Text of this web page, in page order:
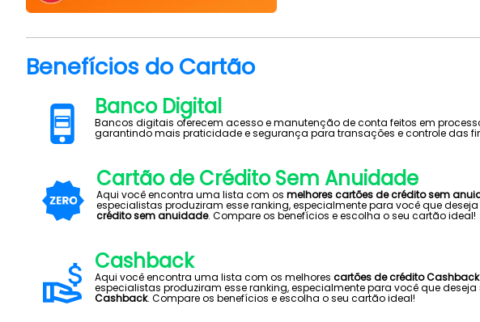
Benefícios do Cartão
Banco Digital
Bancos digitais oferecem acesso e manutenção de conta feitos em
garantindo mais praticidade e segurança para transações e controle das
Cartão de Crédito Sem Anuidade
Aqui você encontra uma lista com osmelhores cartões de crédito sem
especialistas produziram esse ranking, especialmente para você que
crédito sem anuidade. Compare os benefícios e escolha o seu cartão ideal!
Cashback
Aqui você encontra uma lista com os melhores cartões de crédito
especialistas produziram esse ranking, especialmente para você que deseja
Cashback. Compare os benefícios e escolha o seu cartão ideal!